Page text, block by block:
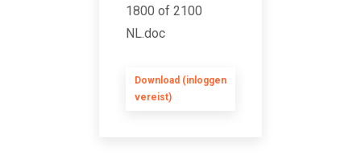
1800 of 2100
NL.doc
Download (inloggen
vereist)